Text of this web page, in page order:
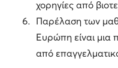
χορηγίες από
Παρέλαση των
Ευρώπη είναι μια
από